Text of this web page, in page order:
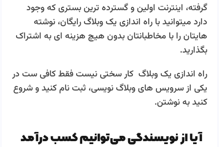
گرفته، اینترنت اولین و گسترده ترین بستری که وجود
دارد میتوانید با راه اندازی یک وبلاگ رایگان، نوشته
هایتان را با مخاطبانتان بدون هیچ هزینه ای به اشتراک
بگذارید.
راه اندازی یک وبلاگ کار سختی نیست فقط کافی ست در
یکی از سرویس های وبلاگ نویسی، ثبت نام کنید و شروع
کنید به نوشتن.
آیا از نویسندگی می‌توانیم کسب درآمد